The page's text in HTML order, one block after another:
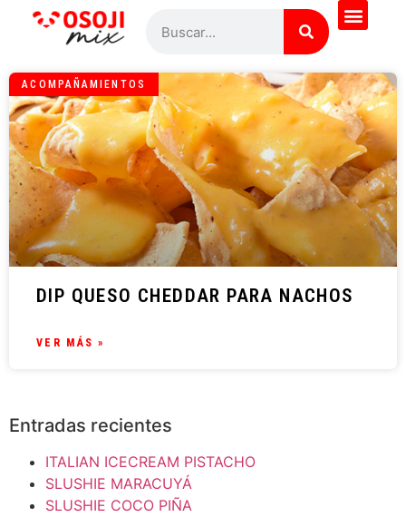
ACOMPAÑAMIENTOS
DIP QUESO CHEDDAR PARA NACHOS
VER MÁS »
Entradas recientes
ITALIAN ICECREAM PISTACHO
SLUSHIE MARACUYÁ
SLUSHIE COCO PIÑA